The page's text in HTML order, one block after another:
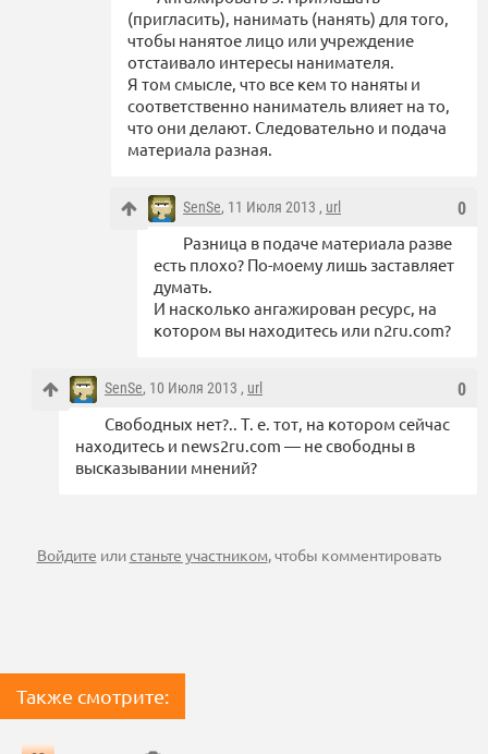
(пригласить), нанимать (нанять) для того,
чтобы нанятое лицо или учреждение
отстаивало интересы нанимателя.
Я том смысле, что все кем то наняты и
соответственно наниматель влияет на то,
что они делают. Следовательно и подача
материала разная.
0
SenSe, 11 Июля 2013 , url
Разница в подаче материала разве
есть плохо? По-моему лишь заставляет
думать.
И насколько ангажирован ресурс, на
котором вы находитесь или n2ru.com?
0
SenSe, 10 Июля 2013 , url
Свободных нет?.. Т. е. тот, на котором сейчас
находитесь и news2ru.com — не свободны в
высказывании мнений?
Войдите илистаньте участником, чтобы комментировать
Также смотрите: